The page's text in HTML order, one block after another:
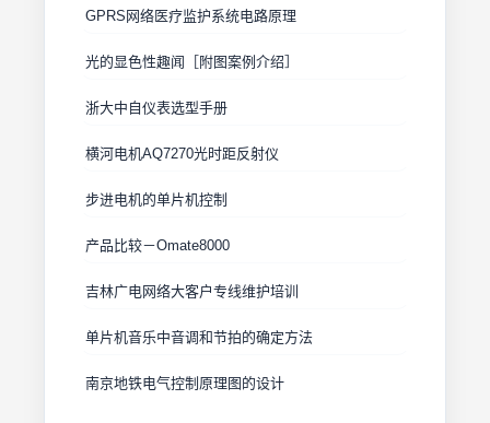
GPRS网络医疗监护系统电路原理
光的显色性趣闻［附图案例介绍］
浙大中自仪表选型手册
横河电机AQ7270光时距反射仪
步进电机的单片机控制
产品比较－Omate8000
吉林广电网络大客户专线维护培训
单片机音乐中音调和节拍的确定方法
南京地铁电气控制原理图的设计